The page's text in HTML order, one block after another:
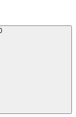
+79257400550